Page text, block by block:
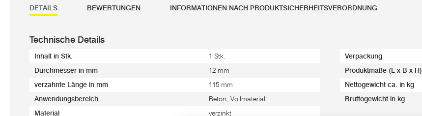
DETAILS BEWERTUNGEN INFORMATIONEN NACH PRODUKTSICHERHEITSVERORDNUNG
Technische Details
Inhalt in Stk. 1 Stk.
Durchmesser in mm 12 mm
verzahnte Länge in mm 115 mm
Anwendungsbereich Beton, Vollmaterial
Material verzinkt
Verpackung
Produktmaße (L x B x
Nettogewicht ca. in kg
Bruttogewicht in kg